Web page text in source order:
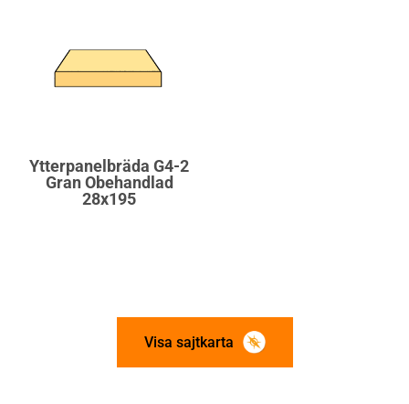
Ytterpanelbräda G4-2
Gran Obehandlad
28x195
Visa sajtkarta